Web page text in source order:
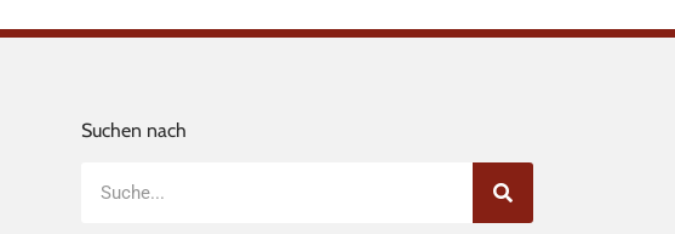
Suchen nach